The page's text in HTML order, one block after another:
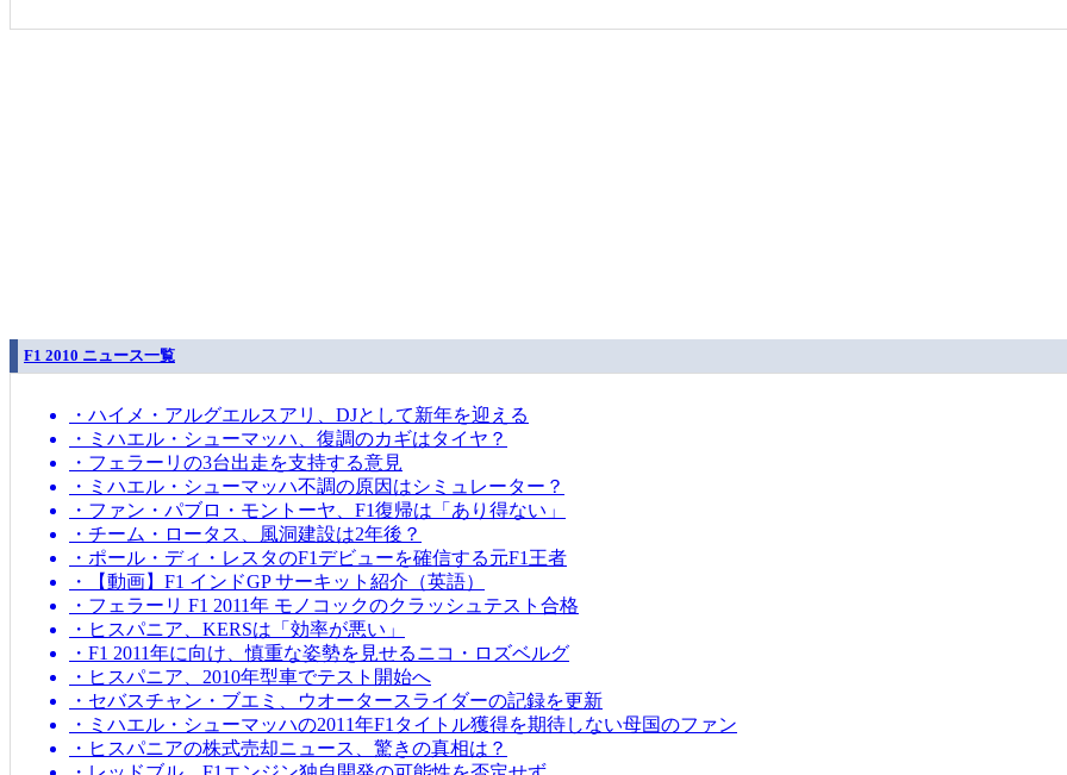
F1 2010 ニュース一覧
・ハイメ・アルグエルスアリ、DJとして新年を迎える
・ミハエル・シューマッハ、復調のカギはタイヤ？
・フェラーリの3台出走を支持する意見
・ミハエル・シューマッハ不調の原因はシミュレーター？
・ファン・パブロ・モントーヤ、F1復帰は「あり得ない」
・チーム・ロータス、風洞建設は2年後？
・ポール・ディ・レスタのF1デビューを確信する元F1王者
・【動画】F1 インドGP サーキット紹介（英語）
・フェラーリ F1 2011年 モノコックのクラッシュテスト合格
・ヒスパニア、KERSは「効率が悪い」
・F1 2011年に向け、慎重な姿勢を見せるニコ・ロズベルグ
・ヒスパニア、2010年型車でテスト開始へ
・セバスチャン・ブエミ、ウオータースライダーの記録を更新
・ミハエル・シューマッハの2011年F1タイトル獲得を期待しない母国のファン
・ヒスパニアの株式売却ニュース、驚きの真相は？